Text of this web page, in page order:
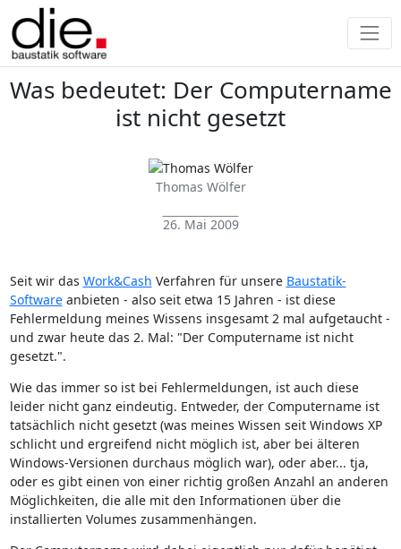
Was bedeutet: Der Computername
ist nicht gesetzt
Thomas Wölfer
26. Mai 2009
Seit wir das Work&Cash Verfahren für unsere Baustatik-
Softwareanbieten - also seit etwa 15 Jahren - ist diese
Fehlermeldung meines Wissens insgesamt 2 mal aufgetaucht -
und zwar heute das 2. Mal: "Der Computername ist nicht
gesetzt.".
Wie das immer so ist bei Fehlermeldungen, ist auch diese
leider nicht ganz eindeutig. Entweder, der Computername ist
tatsächlich nicht gesetzt (was meines Wissen seit Windows XP
schlicht und ergreifend nicht möglich ist, aber bei älteren
Windows-Versionen durchaus möglich war), oder aber... tja,
oder es gibt einen von einer richtig großen Anzahl an anderen
Möglichkeiten, die alle mit den Informationen über die
installierten Volumes zusammenhängen.